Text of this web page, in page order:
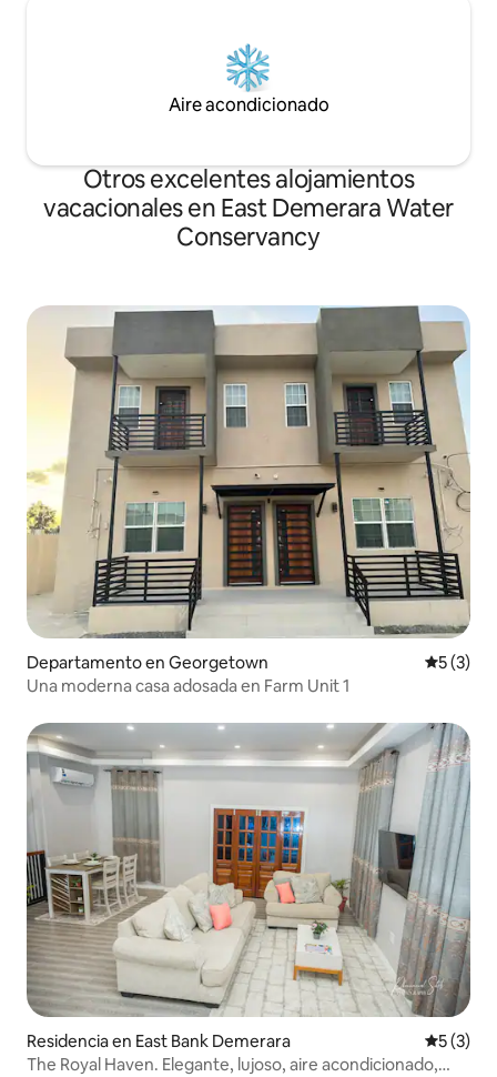
Aire acondicionado
Otros excelentes alojamientos
vacacionales en East Demerara Water
Conservancy
Departamento en Georgetown
5 (3)
Una moderna casa adosada en Farm Unit 1
Residencia en East Bank Demerara
5 (3)
The Royal Haven. Elegante, lujoso, aire acondicionado,